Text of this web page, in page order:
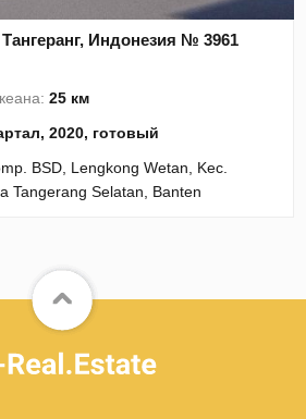
Индонезия № 3961
25 км
2020, готовый
BSD, Lengkong Wetan, Kec.
Tangerang Selatan, Banten